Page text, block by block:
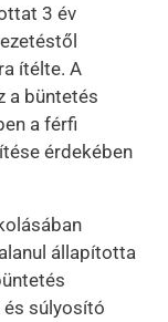
3 év
ítélte. A
a büntetés
a férfi
érdekében
állapította
és súlyosító